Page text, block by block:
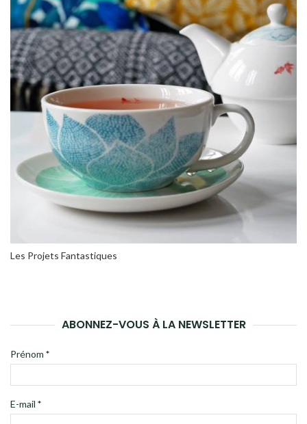
Les Projets Fantastiques
ABONNEZ-VOUS À LA NEWSLETTER
Prénom *
E-mail *